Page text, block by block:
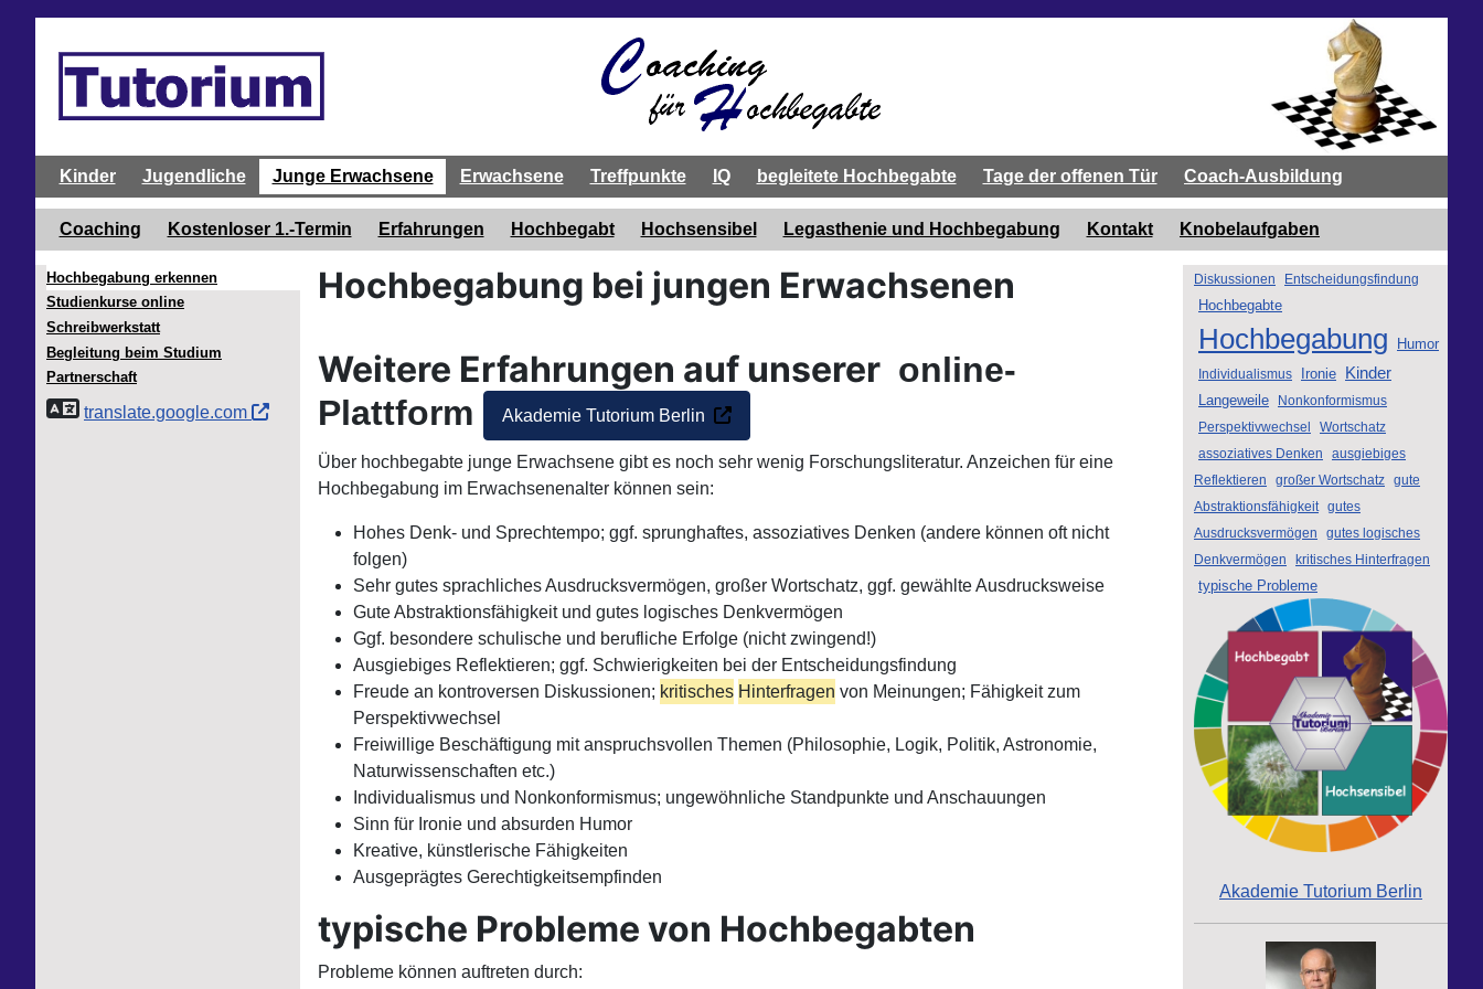
Kinder Jugendliche Junge Erwachsene Erwachsene Treffpunkte IQ begleitete Hochbegabte Tage der offenen Tür Coach-Ausbildung
Coaching Kostenloser 1.-Termin Erfahrungen Hochbegabt Hochsensibel Legasthenie und Hochbegabung Kontakt Knobelaufgaben
Hochbegabung bei jungen Erwachsenen
Weitere Erfahrungen auf unserer online-
Plattform
Akademie Tutorium Berlin
Über hochbegabte junge Erwachsene gibt es noch sehr wenig Forschungsliteratur. Anzeichen für eine
Hochbegabung im Erwachsenenalter können sein:
Hohes Denk- und Sprechtempo; ggf. sprunghaftes, assoziatives Denken (andere können oft nicht
folgen)
Sehr gutes sprachliches Ausdrucksvermögen, großer Wortschatz, ggf. gewählte Ausdrucksweise
Gute Abstraktionsfähigkeit und gutes logisches Denkvermögen
Ggf. besondere schulische und berufliche Erfolge (nicht zwingend!)
Ausgiebiges Reflektieren; ggf. Schwierigkeiten bei der Entscheidungsfindung
Freude an kontroversen Diskussionen; kritisches Hinterfragen von Meinungen; Fähigkeit zum
Perspektivwechsel
Freiwillige Beschäftigung mit anspruchsvollen Themen (Philosophie, Logik, Politik, Astronomie,
Naturwissenschaften etc.)
Individualismus und Nonkonformismus; ungewöhnliche Standpunkte und Anschauungen
Sinn für Ironie und absurden Humor
Kreative, künstlerische Fähigkeiten
Ausgeprägtes Gerechtigkeitsempfinden
typische Probleme von Hochbegabten
Probleme können auftreten durch:
Hochbegabung erkennen
Studienkurse online
Schreibwerkstatt
Begleitung beim Studium
Partnerschaft
translate.google.com
Diskussionen Entscheidungsfindung
Hochbegabte
Hochbegabung Humor
Individualismus Ironie Kinder
Langeweile
Nonkonformismus
Perspektivwechsel
Wortschatz
assoziatives Denken
ausgiebiges
Reflektieren
großer Wortschatz gute
Abstraktionsfähigkeit gutes
Ausdrucksvermögen
gutes logisches
Denkvermögen
kritisches Hinterfragen
typische Probleme
Akademie Tutorium Berlin